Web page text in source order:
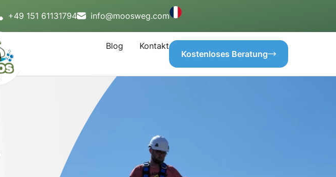
+49 151 61131794 info@moosweg.com
Blog
Kontakt
Kostenloses Beratung